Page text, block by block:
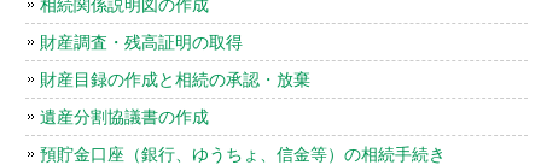
相続関係説明図の作成
財産調査・残高証明の取得
財産目録の作成と相続の承認・放棄
遺産分割協議書の作成
預貯金口座（銀行、ゆうちょ、信金等）の相続手続き